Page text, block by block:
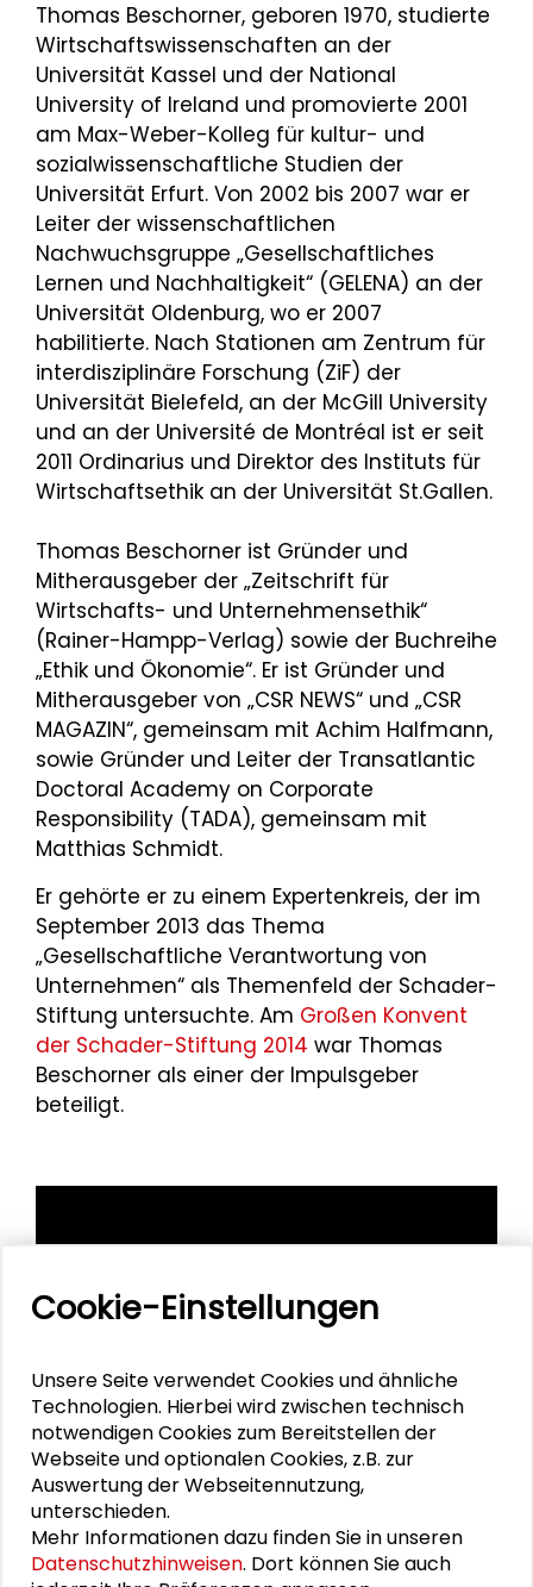
Thomas Beschorner, geboren 1970, studierte
Wirtschaftswissenschaften an der
Universität Kassel und der National
University of Ireland und promovierte 2001
am Max-Weber-Kolleg für kultur- und
sozialwissenschaftliche Studien der
Universität Erfurt. Von 2002 bis 2007 war er
Leiter der wissenschaftlichen
Nachwuchsgruppe „Gesellschaftliches
Lernen und Nachhaltigkeit“ (GELENA) an der
Universität Oldenburg, wo er 2007
habilitierte. Nach Stationen am Zentrum für
interdisziplinäre Forschung (ZiF) der
Universität Bielefeld, an der McGill University
und an der Université de Montréal ist er seit
2011 Ordinarius und Direktor des Instituts für
Wirtschaftsethik an der Universität St.Gallen.
Thomas Beschorner ist Gründer und
Mitherausgeber der „Zeitschrift für
Wirtschafts- und Unternehmensethik“
(Rainer-Hampp-Verlag) sowie der Buchreihe
„Ethik und Ökonomie“. Er ist Gründer und
Mitherausgeber von „CSR NEWS“ und „CSR
MAGAZIN“, gemeinsam mit Achim Halfmann,
sowie Gründer und Leiter der Transatlantic
Doctoral Academy on Corporate
Responsibility (TADA), gemeinsam mit
Matthias Schmidt.
Er gehörte er zu einem Expertenkreis, der im
September 2013 das Thema
„Gesellschaftliche Verantwortung von
Unternehmen“ als Themenfeld der Schader-
Stiftung untersuchte. Am Großen Konvent
der Schader-Stiftung 2014 war Thomas
Beschorner als einer der Impulsgeber
beteiligt.
Cookie-Einstellungen
Unsere Seite verwendet Cookies und ähnliche
Technologien. Hierbei wird zwischen technisch
notwendigen Cookies zum Bereitstellen der
Webseite und optionalen Cookies, z.B. zur
Auswertung der Webseitennutzung,
unterschieden.
Mehr Informationen dazu finden Sie in unseren
Datenschutzhinweisen. Dort können Sie auch